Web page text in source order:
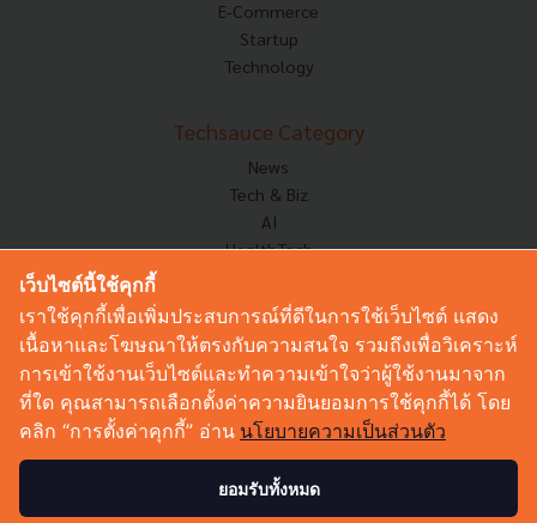
E-Commerce
Startup
Technology
Techsauce Category
News
Tech & Biz
AI
HealthTech
Corp Innov
Saucy Thoughts
Sustainable
Videos
Podcast
เว็บไซต์นี้ใช้คุกกี้
เราใช้คุกกี้เพื่อเพิ่มประสบการณ์ที่ดีในการใช้เว็บไซต์ แสดง
เนื้อหาและโฆษณาให้ตรงกับความสนใจ รวมถึงเพื่อวิเคราะห์
การเข้าใช้งานเว็บไซต์และทำความเข้าใจว่าผู้ใช้งานมาจาก
ที่ใด คุณสามารถเลือกตั้งค่าความยินยอมการใช้คุกกี้ได้ โดย
คลิก “การตั้งค่าคุกกี้” อ่าน นโยบายความเป็นส่วนตัว
ยอมรับทั้งหมด